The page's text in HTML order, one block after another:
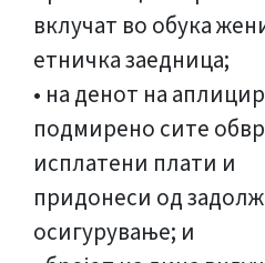
вклучат во обука
етничка заедница;
• на денот на
подмирено сите
исплатени плати и
придонеси од
осигурување; и